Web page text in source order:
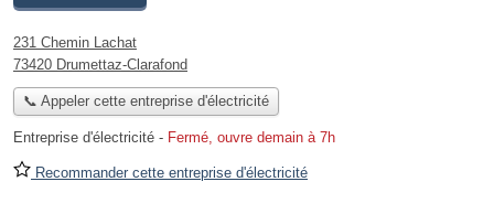
231 Chemin Lachat
73420 Drumettaz-Clarafond
📞 Appeler cette entreprise d'électricité
Entreprise d'électricité - Fermé, ouvre demain à 7h
Recommander cette entreprise d'électricité